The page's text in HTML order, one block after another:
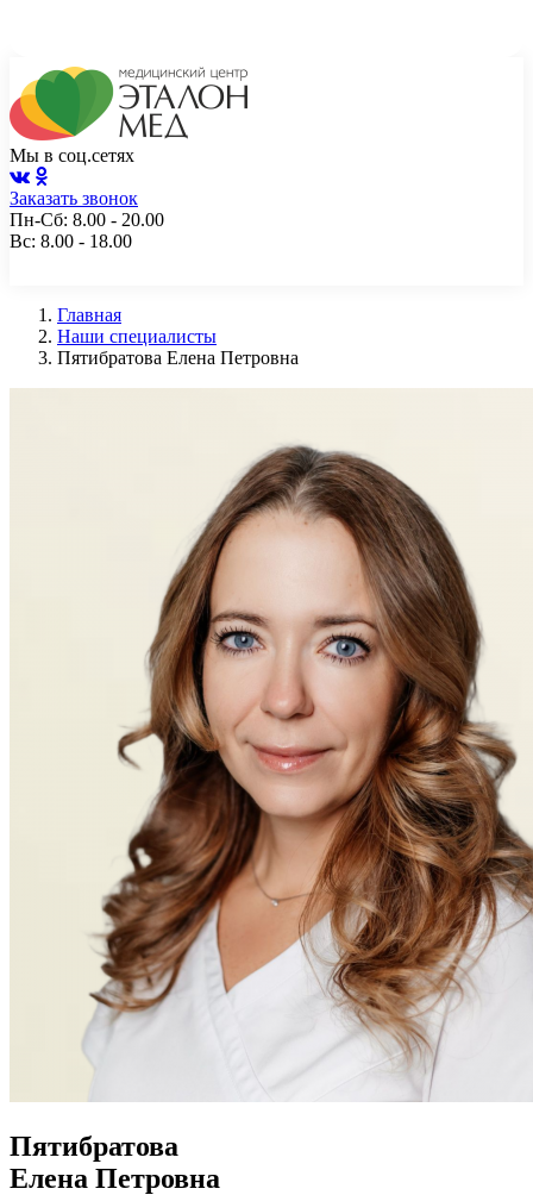
Мы в соц.сетях
Заказать звонок
Пн-Сб: 8.00 - 20.00
Вс: 8.00 - 18.00
Главная
Наши специалисты
Пятибратова Елена Петровна
Пятибратова
Елена Петровна